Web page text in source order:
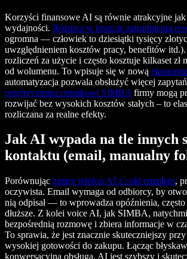
Korzyści finansowe AI są równie atrakcyjne jak
wydajności. Różnica w koszcie zatrudnienia
ogromna — człowiek to dziesiątki tysięcy
uwzględnieniem kosztów pracy, benefitów
rozliczeń za użycie i często kosztuje kilkaset zł
od wolumenu. To wpisuje się w nową
automatyzacja pozwala obsłużyć więcej
przejrzystemu cennikowi SIMBA firmy mogą
rozwijać bez wysokich kosztów stałych – to
rozliczana za realne efekty.
Jak AI wypada na tle innych
kontaktu (email, manualny
Porównując zimny telefon AI z cold emailem,
oczywista. Email wymaga od odbiorcy, by
nią odpisał — to wprowadza opóźnienia,
dłuższe. Z kolei voice AI, jak SIMBA,
bezpośrednią rozmowę i zbiera informacje w
To sprawia, że jest znacznie skuteczniejszy
wysokiej gotowości do zakupu. Łącząc
konwersacyjną obsługą, AI jest szybszy i